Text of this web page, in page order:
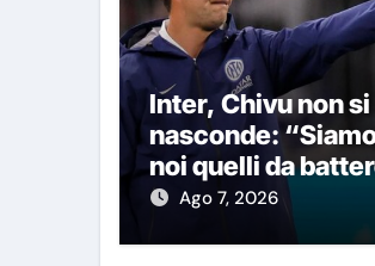
Inter, Chivu non si
nasconde:
noi quelli da
Ago 7, 2026